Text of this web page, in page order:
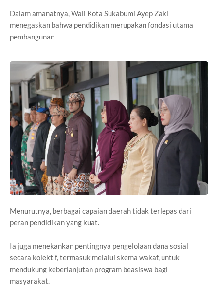
Dalam amanatnya, Wali Kota Sukabumi Ayep Zaki
menegaskan bahwa pendidikan merupakan fondasi utama
pembangunan.
Menurutnya, berbagai capaian daerah tidak terlepas dari
peran pendidikan yang kuat.
Ia juga menekankan pentingnya pengelolaan dana sosial
secara kolektif, termasuk melalui skema wakaf, untuk
mendukung keberlanjutan program beasiswa bagi
masyarakat.